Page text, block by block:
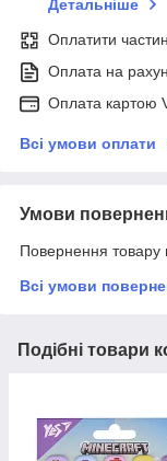
Детальніше
Оплатити
Оплата на
Оплата картою
Всі умови оплати
Умови
Повернення товару
Всі умови
Подібні товари